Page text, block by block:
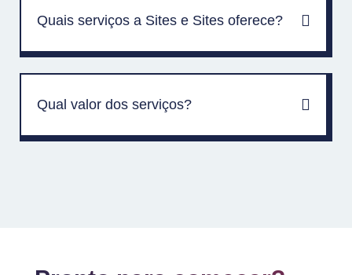
Quais serviços a Sites e Sites oferece?
Qual valor dos serviços?